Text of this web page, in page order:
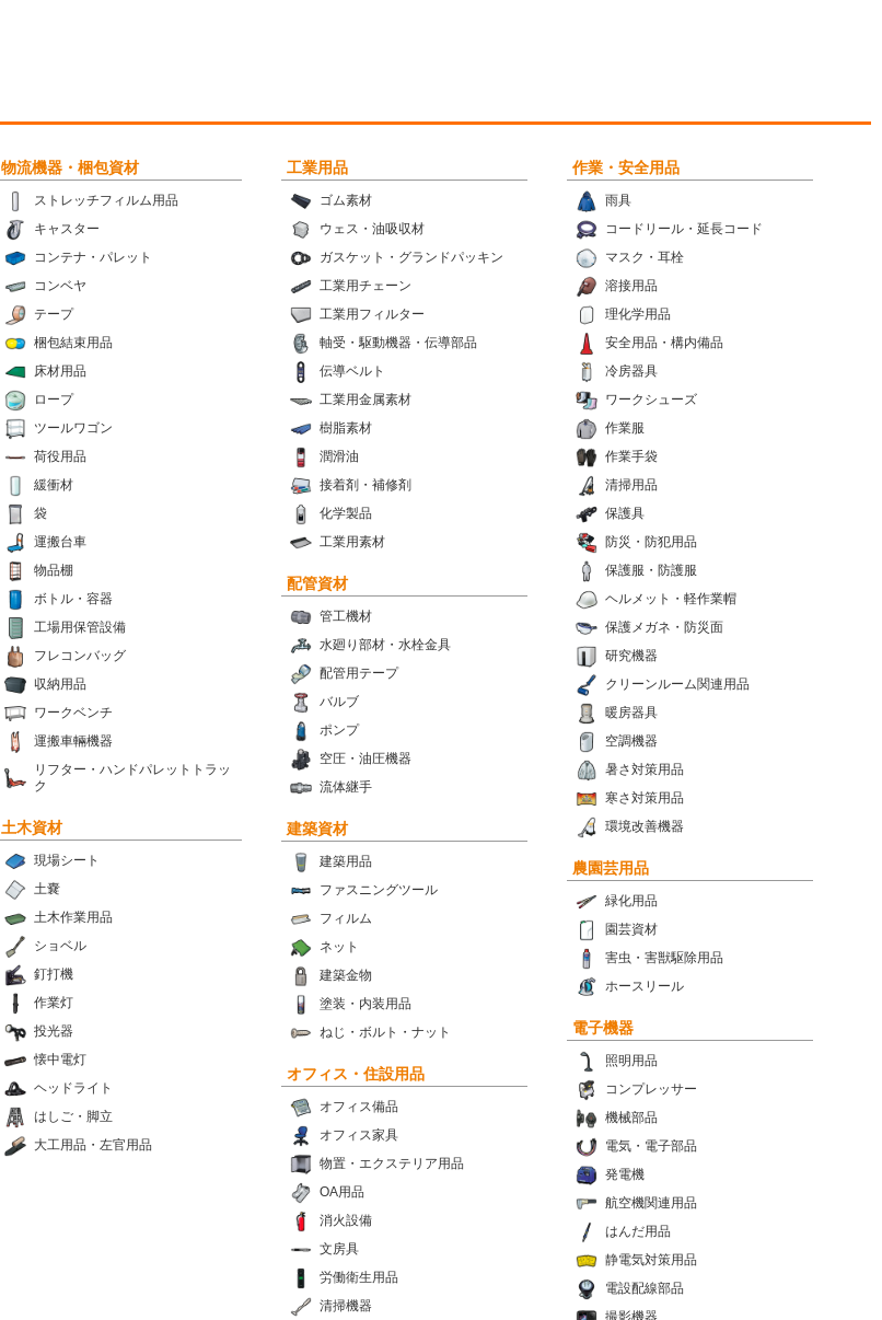
物流機器・梱包資材
ストレッチフィルム用品
キャスター
コンテナ・パレット
コンベヤ
テープ
梱包結束用品
床材用品
ロープ
ツールワゴン
荷役用品
緩衝材
袋
運搬台車
物品棚
ボトル・容器
工場用保管設備
フレコンバッグ
収納用品
ワークベンチ
運搬車輛機器
リフター・ハンドパレットトラッ
ク
工業用品
ゴム素材
ウェス・油吸収材
ガスケット・グランドパッキン
工業用チェーン
工業用フィルター
軸受・駆動機器・伝導部品
伝導ベルト
工業用金属素材
樹脂素材
潤滑油
接着剤・補修剤
化学製品
工業用素材
作業・安全用品
雨具
コードリール・延長コード
マスク・耳栓
溶接用品
理化学用品
安全用品・構内備品
冷房器具
ワークシューズ
作業服
作業手袋
清掃用品
保護具
防災・防犯用品
保護服・防護服
ヘルメット・軽作業帽
保護メガネ・防災面
研究機器
クリーンルーム関連用品
暖房器具
空調機器
暑さ対策用品
寒さ対策用品
環境改善機器
配管資材
管工機材
水廻り部材・水栓金具
配管用テープ
バルブ
ポンプ
空圧・油圧機器
流体継手
土木資材
現場シート
土嚢
土木作業用品
ショベル
釘打機
作業灯
投光器
懐中電灯
ヘッドライト
はしご・脚立
大工用品・左官用品
建築資材
建築用品
ファスニングツール
フィルム
ネット
建築金物
塗装・内装用品
ねじ・ボルト・ナット
農園芸用品
緑化用品
園芸資材
害虫・害獣駆除用品
ホースリール
電子機器
照明用品
コンプレッサー
機械部品
電気・電子部品
発電機
航空機関連用品
はんだ用品
静電気対策用品
電設配線部品
撮影機器
オフィス・住設用品
オフィス備品
オフィス家具
物置・エクステリア用品
OA用品
消火設備
文房具
労働衛生用品
清掃機器